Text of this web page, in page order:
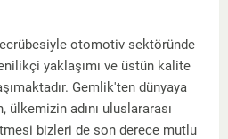
otomotiv sektöründe
yaklaşımı ve üstün kalite
Gemlik'ten dünyaya
ülkemizin adını uluslararası
bizleri de son derece mutlu